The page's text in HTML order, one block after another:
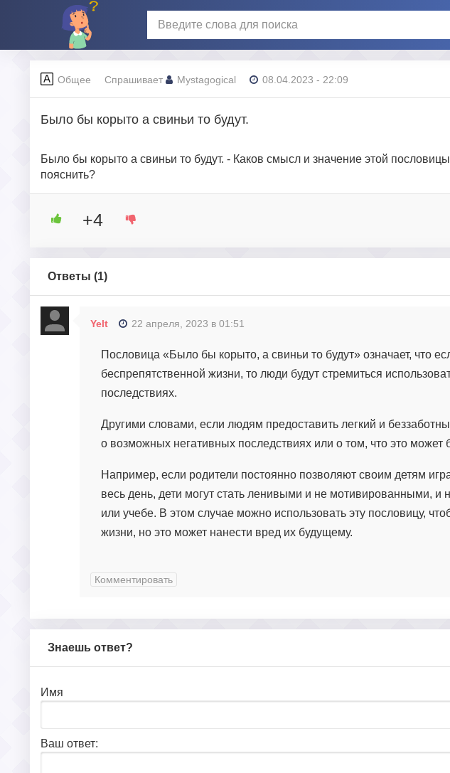
Общее Спрашивает Mystagogical 08.04.2023 - 22:09
Было бы корыто а свиньи то будут.
Было бы корыто а свиньи то будут. - Каков смысл и значение этой
пояснить?
+4
Ответы (1)
Yelt 22 апреля, 2023 в 01:51
Пословица «Было бы корыто, а свиньи то будут» означает, что
беспрепятственной жизни, то люди будут стремиться
последствиях.
Другими словами, если людям предоставить легкий и
о возможных негативных последствиях или о том, что это может
Например, если родители постоянно позволяют своим детям
весь день, дети могут стать ленивыми и не мотивированными,
или учебе. В этом случае можно использовать эту пословицу,
жизни, но это может нанести вред их будущему.
Комментировать
Знаешь ответ?
Имя
Ваш ответ: